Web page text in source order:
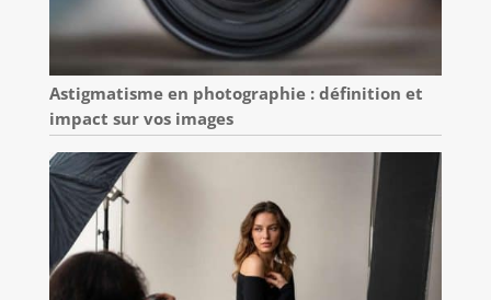
Astigmatisme en photographie : définition et
impact sur vos images